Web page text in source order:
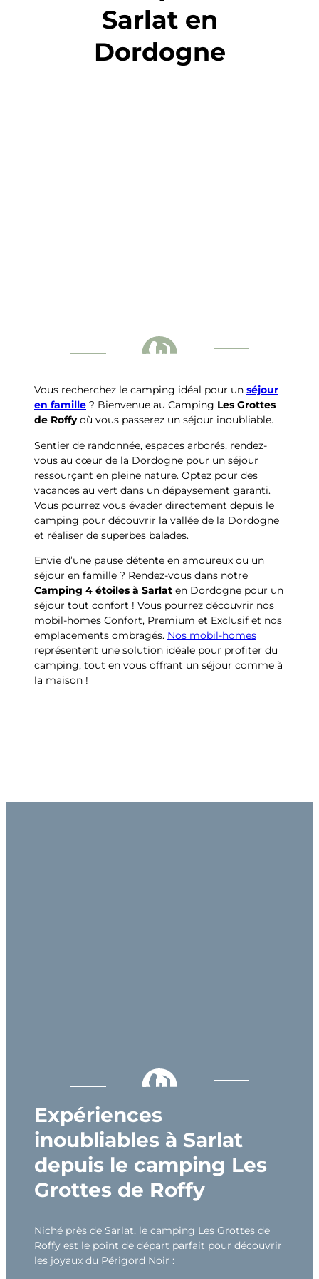
Sarlat en
Dordogne
Vous recherchez le camping idéal pour un séjour
en famille ? Bienvenue au Camping Les Grottes
de Roffyoù vous passerez un séjour inoubliable.
Sentier de randonnée, espaces arborés, rendez-
vous au cœur de la Dordogne pour un séjour
ressourçant en pleine nature. Optez pour des
vacances au vert dans un dépaysement garanti.
Vous pourrez vous évader directement depuis le
camping pour découvrir la vallée de la Dordogne
et réaliser de superbes balades.
Envie d’une pause détente en amoureux ou un
séjour en famille ? Rendez-vous dans notre
Camping 4 étoiles à Sarlat en Dordogne pour un
séjour tout confort ! Vous pourrez découvrir nos
mobil-homes Confort, Premium et Exclusif et nos
emplacements ombragés. Nos mobil-homes
représentent une solution idéale pour profiter du
camping, tout en vous offrant un séjour comme à
la maison !
Expériences
inoubliables à Sarlat
depuis le camping Les
Grottes de Roffy
Niché près de Sarlat, le camping Les Grottes de
Roffy est le point de départ parfait pour découvrir
les joyaux du Périgord Noir :